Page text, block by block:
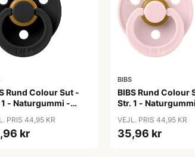
Rund Colour Sut -
1 - Naturgummi -
PRIS 44,95 KR
kr
BIBS
BIBS Rund Colour
Str. 1 -
VEJL. PRIS 44,95 KR
35,96 kr